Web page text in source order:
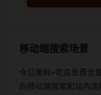
移动端搜索场景
今日黑料+吃瓜免费合
向移动端搜索和站内